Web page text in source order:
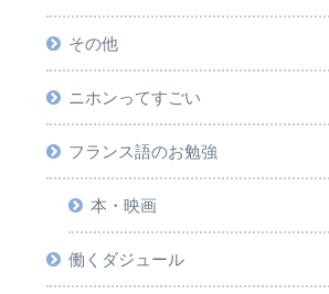
その他
ニホンってすごい
フランス語のお勉強
本・映画
働くダジュール